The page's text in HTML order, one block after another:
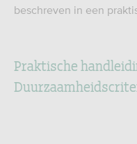
beschreven in een
Praktische